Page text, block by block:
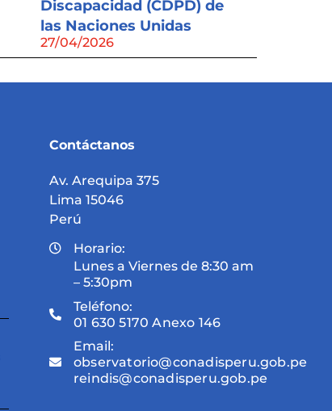
Discapacidad (CDPD) de
las Naciones Unidas
27/04/2026
Contáctanos
Av. Arequipa 375
Lima 15046
Perú
Horario:
Lunes a Viernes de 8:30 am
– 5:30pm
Teléfono:
01 630 5170 Anexo 146
Email:
observatorio@conadisperu.gob.pe
reindis@conadisperu.gob.pe